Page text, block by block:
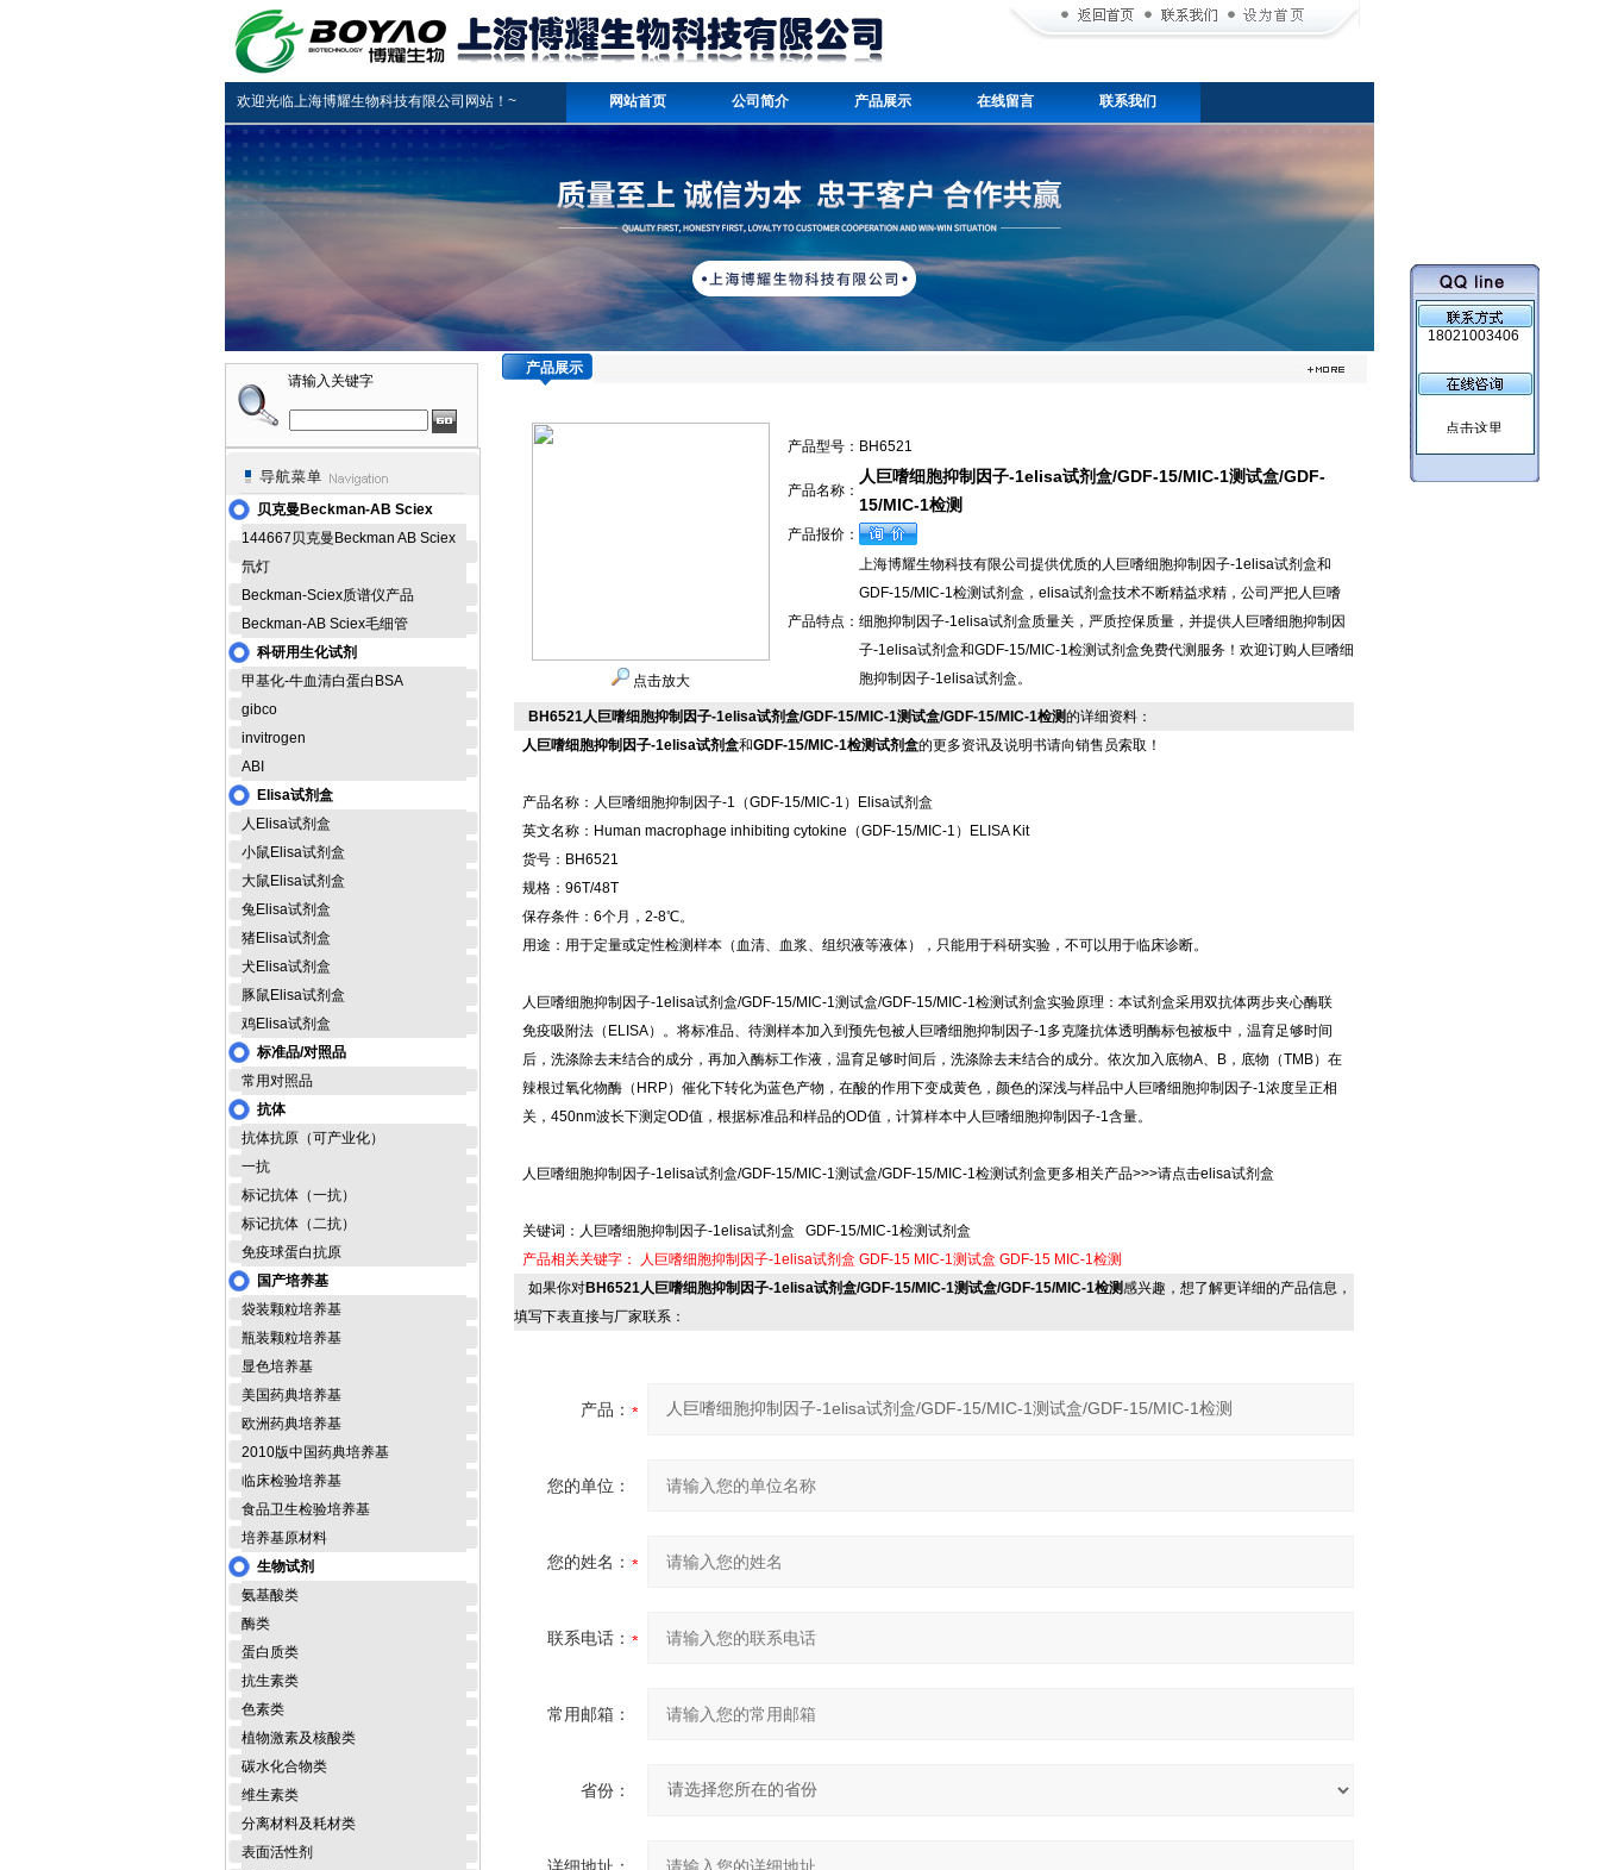
欢迎光临上海博耀生物科技有限公司网站！~ 网站首页 公司简介 产品展示 在线留言 联系我们
18021003406
请输入关键字
贝克曼Beckman-AB Sciex
144667贝克曼Beckman AB Sciex
氘灯
Beckman-Sciex质谱仪产品
Beckman-AB Sciex毛细管
科研用生化试剂
甲基化-牛血清白蛋白BSA
gibco
invitrogen
ABI
Elisa试剂盒
人Elisa试剂盒
小鼠Elisa试剂盒
大鼠Elisa试剂盒
兔Elisa试剂盒
猪Elisa试剂盒
犬Elisa试剂盒
豚鼠Elisa试剂盒
鸡Elisa试剂盒
标准品/对照品
常用对照品
抗体
抗体抗原（可产业化）
一抗
标记抗体（一抗）
标记抗体（二抗）
免疫球蛋白抗原
国产培养基
袋装颗粒培养基
瓶装颗粒培养基
显色培养基
美国药典培养基
欧洲药典培养基
2010版中国药典培养基
临床检验培养基
食品卫生检验培养基
培养基原材料
生物试剂
氨基酸类
酶类
蛋白质类
抗生素类
色素类
植物激素及核酸类
碳水化合物类
维生素类
分离材料及耗材类
表面活性剂
产品展示
点击放大
产品型号： BH6521
产品名称：
人巨嗜细胞抑制因子-1elisa试剂盒/GDF-15/MIC-1测试盒/GDF-
15/MIC-1检测
产品报价：
产品特点：
上海博耀生物科技有限公司提供优质的人巨嗜细胞抑制因子-1elisa试剂盒和
GDF-15/MIC-1检测试剂盒，elisa试剂盒技术不断精益求精，公司严把人巨嗜
细胞抑制因子-1elisa试剂盒质量关，严质控保质量，并提供人巨嗜细胞抑制因
子-1elisa试剂盒和GDF-15/MIC-1检测试剂盒免费代测服务！欢迎订购人巨嗜细
胞抑制因子-1elisa试剂盒。
BH6521人巨嗜细胞抑制因子-1elisa试剂盒/GDF-15/MIC-1测试盒/GDF-15/MIC-1检测的详细资料：
人巨嗜细胞抑制因子-1elisa试剂盒和GDF-15/MIC-1检测试剂盒的更多资讯及说明书请向销售员索取！
产品名称：人巨嗜细胞抑制因子-1（GDF-15/MIC-1）Elisa试剂盒
英文名称：Human macrophage inhibiting cytokine（GDF-15/MIC-1）ELISA Kit
货号：BH6521
规格：96T/48T
保存条件：6个月，2-8℃。
用途：用于定量或定性检测样本（血清、血浆、组织液等液体），只能用于科研实验，不可以用于临床诊断。
人巨嗜细胞抑制因子-1elisa试剂盒/GDF-15/MIC-1测试盒/GDF-15/MIC-1检测试剂盒实验原理：本试剂盒采用双抗体两步夹心酶联
免疫吸附法（ELISA）。将标准品、待测样本加入到预先包被人巨嗜细胞抑制因子-1多克隆抗体透明酶标包被板中，温育足够时间
后，洗涤除去未结合的成分，再加入酶标工作液，温育足够时间后，洗涤除去未结合的成分。依次加入底物A、B，底物（TMB）在
辣根过氧化物酶（HRP）催化下转化为蓝色产物，在酸的作用下变成黄色，颜色的深浅与样品中人巨嗜细胞抑制因子-1浓度呈正相
关，450nm波长下测定OD值，根据标准品和样品的OD值，计算样本中人巨嗜细胞抑制因子-1含量。
人巨嗜细胞抑制因子-1elisa试剂盒/GDF-15/MIC-1测试盒/GDF-15/MIC-1检测试剂盒更多相关产品>>>请点击elisa试剂盒
关键词：人巨嗜细胞抑制因子-1elisa试剂盒 GDF-15/MIC-1检测试剂盒
产品相关关键字：
人巨嗜细胞抑制因子-1elisa试剂盒 GDF-15 MIC-1测试盒 GDF-15 MIC-1检测
如果你对BH6521人巨嗜细胞抑制因子-1elisa试剂盒/GDF-15/MIC-1测试盒/GDF-15/MIC-1检测感兴趣，想了解更详细的产品信息，
填写下表直接与厂家联系：
产品：
您的单位：
您的姓名：
联系电话：
常用邮箱：
省份：